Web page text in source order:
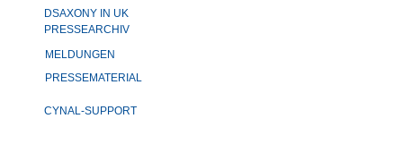
DSAXONY IN UK
PRESSEARCHIV
MELDUNGEN
PRESSEMATERIAL
CYNAL-SUPPORT